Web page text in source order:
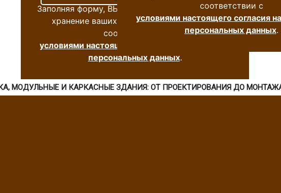
Заполняя форму, ВЫ СОГЛАСНЫ на обработку и
хранение ваших персональных данных, в
соответствии с
условиями настоящего согласия на обработку
персональных данных.
соответствии с
условиями настоящего согласия
персональных данных.
МОДУЛЬНЫЕ И КАРКАСНЫЕ ЗДАНИЯ: ОТ ПРОЕКТИРОВАНИЯ ДО